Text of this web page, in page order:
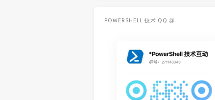
POWERSHELL 技术 QQ 群